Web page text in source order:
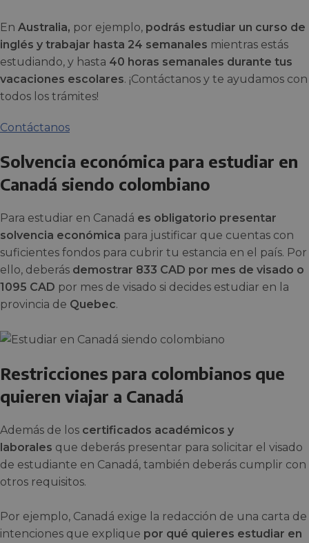
En Australia, por ejemplo, podrás estudiar un curso de
inglés y trabajar hasta 24 semanales mientras estás
estudiando, y hasta 40 horas semanales durante tus
vacaciones escolares. ¡Contáctanos y te ayudamos con
todos los trámites!
Contáctanos
Solvencia económica para estudiar en
Canadá siendo colombiano
Para estudiar en Canadá es obligatorio presentar
solvencia económica para justificar que cuentas con
suficientes fondos para cubrir tu estancia en el país. Por
ello, deberás demostrar 833 CAD por mes de visado o
1095 CAD por mes de visado si decides estudiar en la
provincia de Quebec.
Restricciones para colombianos que
quieren viajar a Canadá
Además de los certificados académicos y
laborales que deberás presentar para solicitar el visado
de estudiante en Canadá, también deberás cumplir con
otros requisitos.
Por ejemplo, Canadá exige la redacción de una carta de
intenciones que explique por qué quieres estudiar en